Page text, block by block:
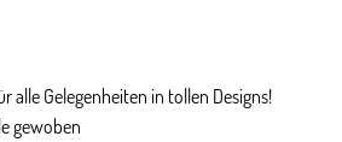
alle Gelegenheiten in tollen Designs!
gewoben